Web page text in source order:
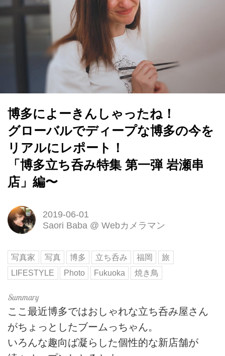
博多によーきんしゃったね！
グローバルでディープな博多の今を
リアルにレポート！
「博多立ち呑み特集 第一弾 岩瀬串
店」編〜
2019-06-01
Saori Baba @ Webカメラマン
写真家 写真 博多 立ち呑み 福岡
旅
LIFESTYLE
Photo Fukuoka 焼き鳥
ここ最近博多ではおしゃれな立ち呑み屋さん
がちょっとしたブームっちゃん。
いろんな趣向ば凝らした個性的な新店舗が